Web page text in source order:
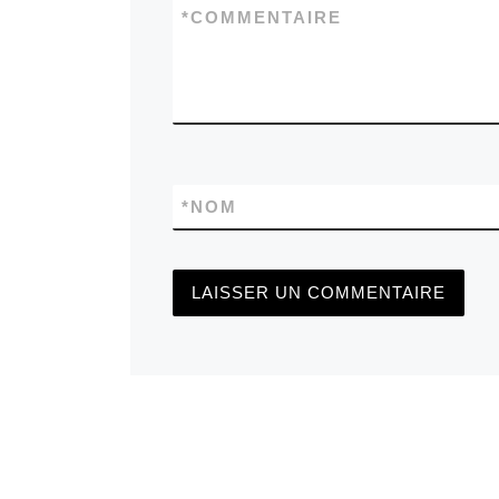
COMMENTAIRE
*
NOM
*